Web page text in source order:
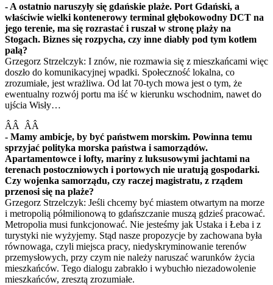
- A ostatnio naruszyły się gdańskie plaże. Port Gdański, a
właściwie wielki kontenerowy terminal głębokowodny DCT na
jego terenie, ma się rozrastać i ruszał w stronę plaży na
Stogach. Biznes się rozpycha, czy inne diabły pod tym kotłem
palą?
Grzegorz Strzelczyk: I znów, nie rozmawia się z mieszkańcami więc
doszło do komunikacyjnej wpadki. Społeczność lokalna, co
zrozumiałe, jest wrażliwa. Od lat 70-tych mowa jest o tym, że
ewentualny rozwój portu ma iść w kierunku wschodnim, nawet do
ujścia Wisły…
ÂÂ ÂÂ
- Mamy ambicje, by być państwem morskim. Powinna temu
sprzyjać polityka morska państwa i samorządów.
Apartamentowce i lofty, mariny z luksusowymi jachtami na
terenach postoczniowych i portowych nie uratują gospodarki.
Czy wojenka samorządu, czy raczej magistratu, z rządem
przenosi się na plaże?
Grzegorz Strzelczyk: Jeśli chcemy być miastem otwartym na morze
i metropolią półmilionową to gdańszczanie muszą gdzieś pracować.
Metropolia musi funkcjonować. Nie jesteśmy jak Ustaka i Łeba i z
turystyki nie wyżyjemy. Stąd nasze propozycje by zachowana była
równowaga, czyli miejsca pracy, niedyskryminowanie terenów
przemysłowych, przy czym nie należy naruszać warunków życia
mieszkańców. Tego dialogu zabrakło i wybuchło niezadowolenie
mieszkańców, zresztą zrozumiałe.